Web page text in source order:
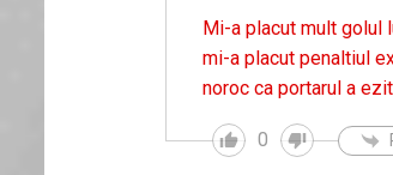
Mi-a placut mult golul
mi-a placut penaltiul
noroc ca portarul a
0